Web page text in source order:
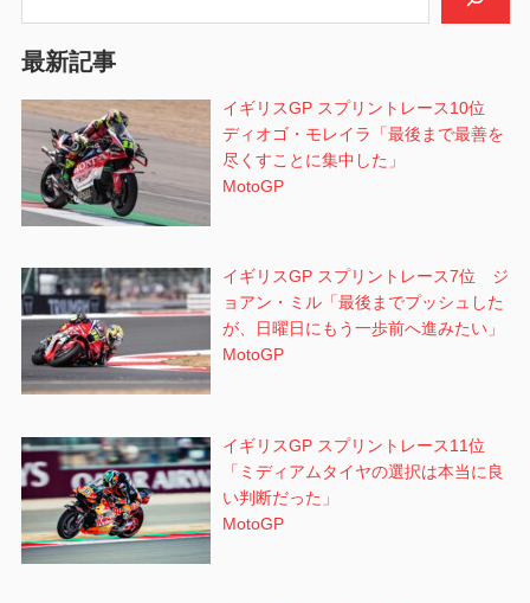
シ
ョ
ン
最新記事
イギリスGP スプリントレース10位
ディオゴ・モレイラ「最後まで最善を
尽くすことに集中した」
MotoGP
イギリスGP スプリントレース7位 ジ
ョアン・ミル「最後までプッシュした
が、日曜日にもう一歩前へ進みたい」
MotoGP
イギリスGP スプリントレース11位
「ミディアムタイヤの選択は本当に良
い判断だった」
MotoGP